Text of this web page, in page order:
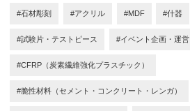
#石材彫刻 #アクリル #MDF #什器
#試験片・テストピース #イベント企画・運営
#CFRP（炭素繊維強化プラスチック）
#脆性材料（セメント・コンクリート・レンガ）